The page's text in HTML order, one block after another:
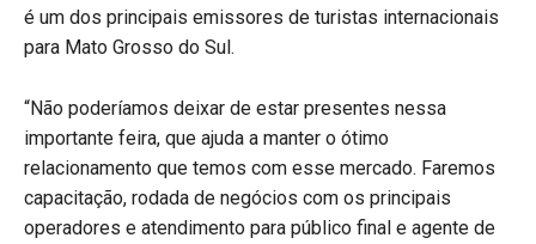
é um dos principais emissores de turistas internacionais
para Mato Grosso do Sul.
“Não poderíamos deixar de estar presentes nessa
importante feira, que ajuda a manter o ótimo
relacionamento que temos com esse mercado. Faremos
capacitação, rodada de negócios com os principais
operadores e atendimento para público final e agente de